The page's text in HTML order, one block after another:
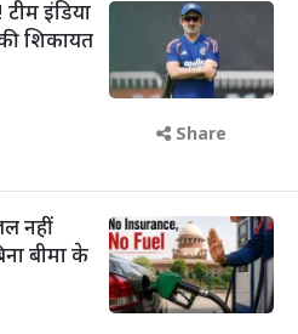
इंडिया
शिकायत
Share
नहीं
बीमा के